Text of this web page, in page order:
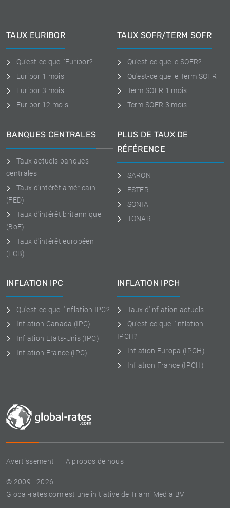
Avertissement A propos de nous
© 2009 - 2026
Global-rates.com est une initiative de Triami Media BV
TAUX EURIBOR
Qu'est-ce que l'Euribor?
Euribor 1 mois
Euribor 3 mois
Euribor 12 mois
TAUX SOFR/TERM SOFR
Qu'est-ce que le SOFR?
Qu'est-ce que le Term SOFR
Term SOFR 1 mois
Term SOFR 3 mois
BANQUES CENTRALES
Taux actuels banques
centrales
Taux d'intérêt américain
(FED)
Taux d'intérêt britannique
(BoE)
Taux d'intérêt européen
(ECB)
PLUS DE TAUX DE
RÉFÉRENCE
SARON
ESTER
SONIA
TONAR
INFLATION IPC
Qu'est-ce que l'inflation IPC?
Inflation Canada (IPC)
Inflation Etats-Unis (IPC)
Inflation France (IPC)
INFLATION IPCH
Taux d'inflation actuels
Qu'est-ce que l'inflation
IPCH?
Inflation Europa (IPCH)
Inflation France (IPCH)